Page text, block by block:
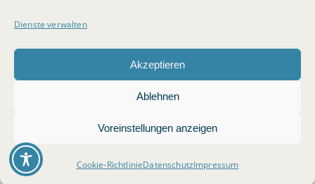
Dienste verwalten
Akzeptieren
Ablehnen
Voreinstellungen anzeigen
Cookie-RichtlinieDatenschutzImpressum
© 2026 • BSB-Steuerberatungsgesellschaft mbH
nach oben